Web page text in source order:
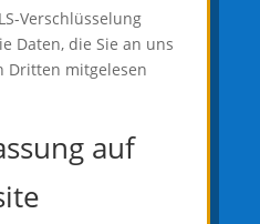
Verschlüsselung
Daten, die Sie an uns
Dritten mitgelesen
auf